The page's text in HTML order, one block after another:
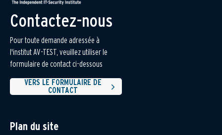
Contactez-nous
Pour toute demande adressée à
l'institut AV-TEST, veuillez utiliser le
formulaire de contact ci-dessous
VERS LE FORMULAIRE DE
CONTACT
Plan du site